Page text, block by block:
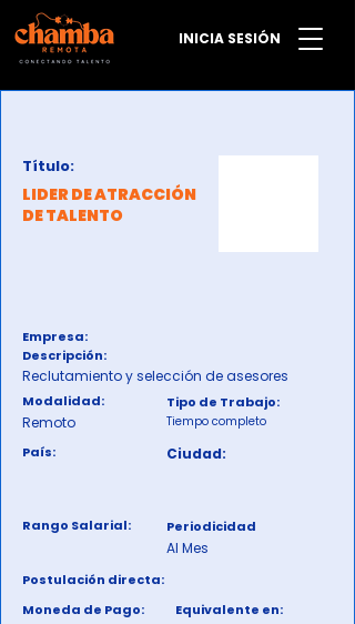
INICIA SESIÓN
Título:
LIDER DE ATRACCIÓN
DE TALENTO
Empresa:
Descripción:
Reclutamiento y selección de asesores
Modalidad:
Remoto
Tipo de Trabajo:
Tiempo completo
País: Ciudad:
Rango Salarial: Periodicidad
Al Mes
Postulación directa:
Moneda de Pago:
Equivalente en: